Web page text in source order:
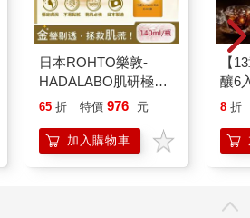
日本ROHTO樂敦-
HADALABO肌研極潤
金緻7重玻尿酸高效保
140ml/金瓶(Premium
臉部肌膚護理乳霜,素
65 折 特價 976 元
加入購物車
【
釀6
8 折